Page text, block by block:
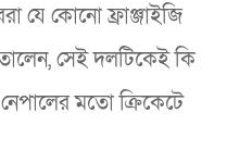
যে কোনো ফ্রাঞ্জাইজি
সেই দলটিকেই কি
মতো ক্রিকেটে